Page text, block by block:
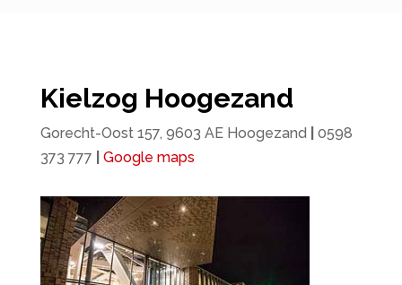
Kielzog Hoogezand
Gorecht-Oost 157, 9603 AE Hoogezand
0598
373 777
Google maps